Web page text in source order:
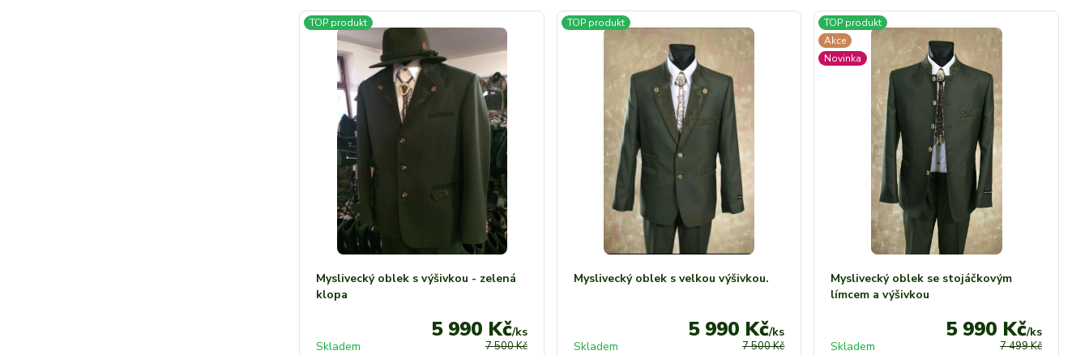
TOP produkt
Myslivecký oblek s výšivkou - zelená
klopa
7 500 Kč
5 990 Kč/ks
Skladem
TOP produkt
Myslivecký oblek s velkou výšivkou.
7 500 Kč
5 990 Kč/ks
Skladem
TOP produkt
Akce
Novinka
Myslivecký oblek se stojáčkovým
límcem a výšivkou
7 499 Kč
5 990 Kč/ks
Skladem